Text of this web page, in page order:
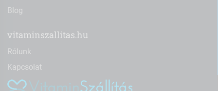
Blog
vitaminszallitas.hu
Rólunk
Kapcsolat